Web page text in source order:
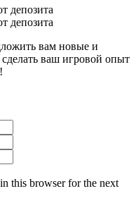
депозита
депозита
вам новые и
ваш игровой опыт
this browser for the next